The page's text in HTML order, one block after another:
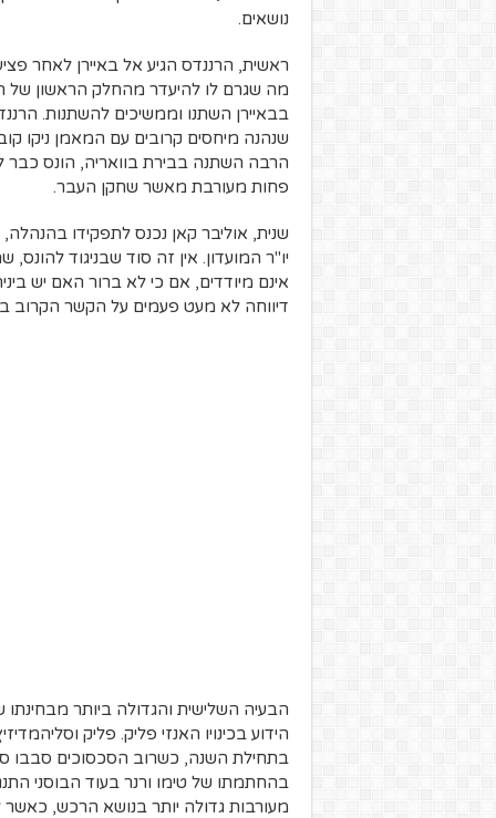
נושאים.
ראשית, הרננדס הגיע אל באיירן לאחר
מה שגרם לו להיעדר מהחלק הראשון של
בבאיירן השתנו וממשיכים להשתנות.
שנהנה מיחסים קרובים עם המאמן ניקו
הרבה השתנה בבירת בוואריה, הונס כבר
פחות מעורבת מאשר שחקן העבר.
שנית, אוליבר קאן נכנס לתפקידו
יו"ר המועדון. אין זה סוד שבניגוד להונס,
אינם מיודדים, אם כי לא ברור האם יש
דיווחה לא מעט פעמים על הקשר הקרוב
הבעיה השלישית והגדולה ביותר
הידוע בכינויו האנזי פליק. פליק
בתחילת השנה, כשרוב הסכסוכים סבבו
בהחתמתו של טימו ורנר בעוד הבוסני
מעורבות גדולה יותר בנושא הרכש,